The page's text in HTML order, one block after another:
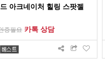
아크네이처 힐링 스팟젤
증필요 카톡 상담